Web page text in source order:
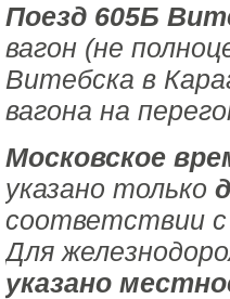
Поезд 605Б
вагон (не
Витебска в
вагона на
Московское
указано только
соответствии
Для
указано